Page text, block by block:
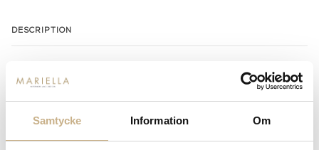
Samtycke Information Om
DESCRIPTION
MER FRÅN MOLTENI